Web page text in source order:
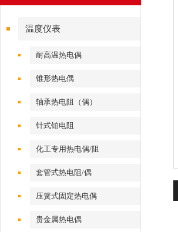
温度仪表
耐高温热电偶
锥形热电偶
轴承热电阻（偶）
针式铂电阻
化工专用热电偶/阻
套管式热电阻/偶
压簧式固定热电偶
贵金属热电偶